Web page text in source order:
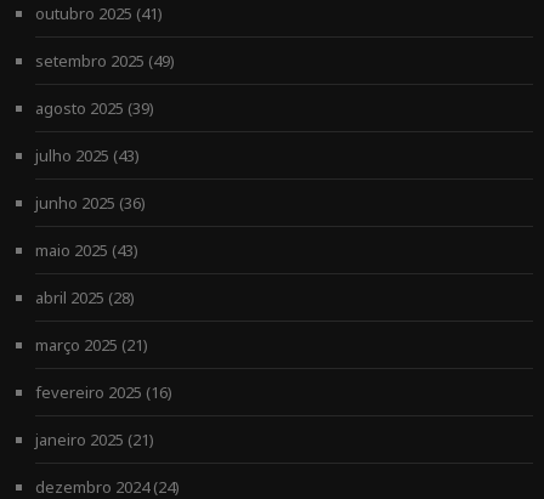
outubro 2025 (41)
setembro 2025 (49)
agosto 2025 (39)
julho 2025 (43)
junho 2025 (36)
maio 2025 (43)
abril 2025 (28)
março 2025 (21)
fevereiro 2025 (16)
janeiro 2025 (21)
dezembro 2024(24)